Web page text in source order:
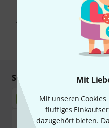
Mit
Mit unseren
fluffiges
dazugehört bieten.
Mit Klick auf „Jetzt anmelden“
Werbung und einer Messung
Abmeldung ist jederzeit möglich.
*
Sicher einkaufen &